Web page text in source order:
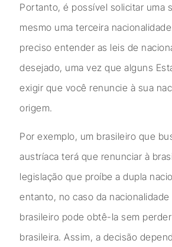
Portanto, é possível solicitar uma
mesmo uma terceira
preciso entender as leis de
desejado, uma vez que alguns
exigir que você renuncie à sua
origem.
Por exemplo, um brasileiro que
austríaca terá que renunciar à
legislação que proíbe a dupla
entanto, no caso da nacionalidade
brasileiro pode obtê-la sem
brasileira. Assim, a decisão